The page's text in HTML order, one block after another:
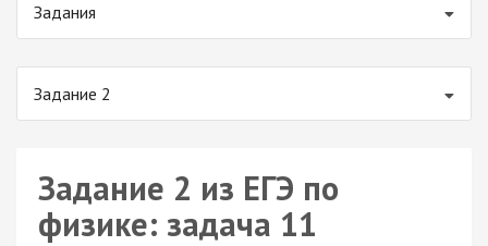
Задания
Задание 2
Задание 2 из ЕГЭ по
физике: задача 11